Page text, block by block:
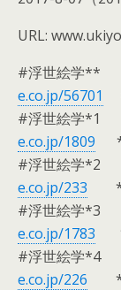
URL:
#浮世
e.co.jp/56701
#浮世
e.co.jp/1809 *
#浮世
e.co.jp/233 *
#浮世
e.co.jp/1783 *
#浮世
e.co.jp/226 *